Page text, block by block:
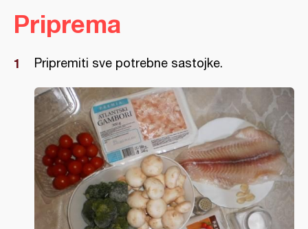
Priprema
Pripremiti sve potrebne sastojke.